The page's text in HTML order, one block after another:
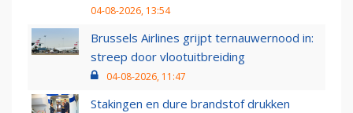
04-08-2026, 13:54
Brussels Airlines grijpt ternauwernood in:
streep door vlootuitbreiding
04-08-2026, 11:47
Stakingen en dure brandstof drukken